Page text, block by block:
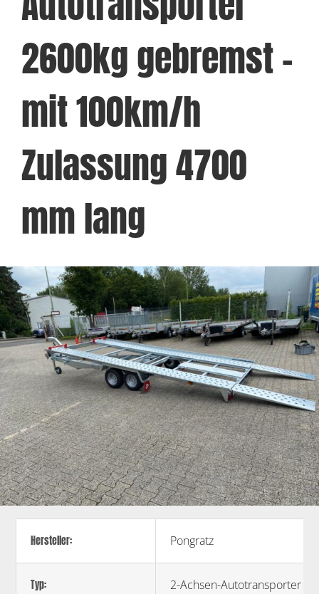
2600kg gebremst –
mit 100km/h
Zulassung 4700
mm lang
Hersteller: Pongratz
Typ: 2-Achsen-Autotransporter